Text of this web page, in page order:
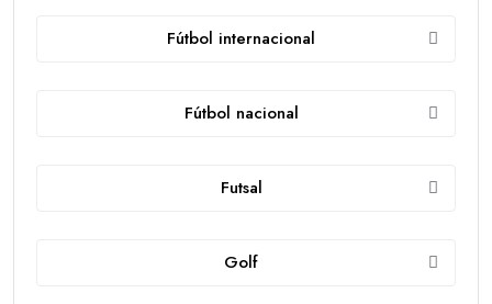
Fútbol internacional
Fútbol nacional
Futsal
Golf